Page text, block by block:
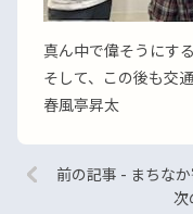
真ん中で偉そうにす
そして、この後も交
春風亭昇太
前の記事 - まちな
次